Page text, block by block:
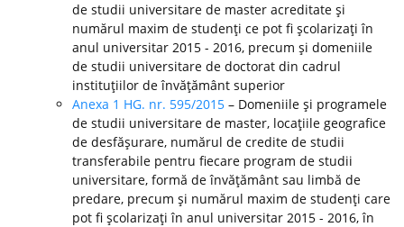
de studii universitare de master acreditate şi
numărul maxim de studenţi ce pot fi şcolarizaţi în
anul universitar 2015 - 2016, precum şi domeniile
de studii universitare de doctorat din cadrul
instituţiilor de învăţământ superior
Anexa 1 HG. nr. 595/2015 – Domeniile şi programele
de studii universitare de master, locaţiile geografice
de desfăşurare, numărul de credite de studii
transferabile pentru fiecare program de studii
universitare, formă de învăţământ sau limbă de
predare, precum şi numărul maxim de studenţi care
pot fi şcolarizaţi în anul universitar 2015 - 2016, în